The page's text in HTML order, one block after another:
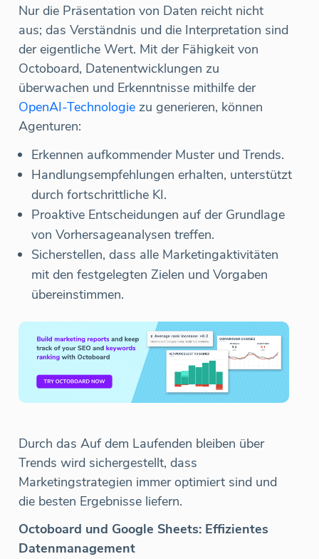
Nur die Präsentation von Daten reicht nicht
aus; das Verständnis und die Interpretation sind
der eigentliche Wert. Mit der Fähigkeit von
Octoboard, Datenentwicklungen zu
überwachen und Erkenntnisse mithilfe der
OpenAI-Technologie zu generieren, können
Agenturen:
Erkennen aufkommender Muster und Trends.
Handlungsempfehlungen erhalten, unterstützt
durch fortschrittliche KI.
Proaktive Entscheidungen auf der Grundlage
von Vorhersageanalysen treffen.
Sicherstellen, dass alle Marketingaktivitäten
mit den festgelegten Zielen und Vorgaben
übereinstimmen.
Durch das Auf dem Laufenden bleiben über
Trends wird sichergestellt, dass
Marketingstrategien immer optimiert sind und
die besten Ergebnisse liefern.
Octoboard und Google Sheets: Effizientes
Datenmanagement